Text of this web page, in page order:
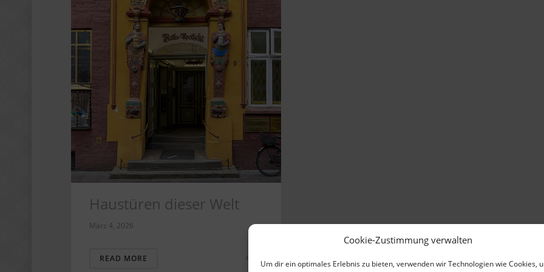
Cookie-Zustimmung verwalten
Um dir ein optimales Erlebnis zu bieten, verwenden wir Technologien wie Cookies,
Haustüren dieser Welt
März 4, 2026
READ MORE